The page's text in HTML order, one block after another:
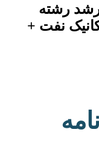
رشته
نفت +